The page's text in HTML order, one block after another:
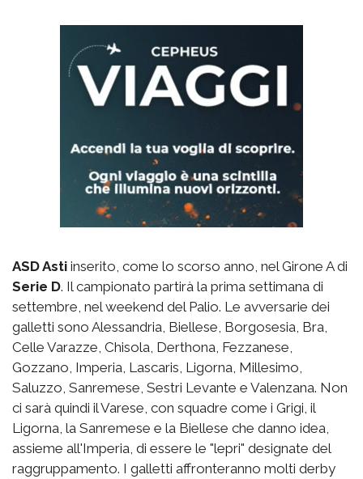
ASD Asti inserito, come lo scorso anno, nel Girone A di
Serie D. Il campionato partirà la prima settimana di
settembre, nel weekend del Palio. Le avversarie dei
galletti sono Alessandria, Biellese, Borgosesia, Bra,
Celle Varazze, Chisola, Derthona, Fezzanese,
Gozzano, Imperia, Lascaris, Ligorna, Millesimo,
Saluzzo, Sanremese, Sestri Levante e Valenzana. Non
ci sarà quindi il Varese, con squadre come i Grigi, il
Ligorna, la Sanremese e la Biellese che danno idea,
assieme all'Imperia, di essere le "lepri" designate del
raggruppamento. I galletti affronteranno molti derby